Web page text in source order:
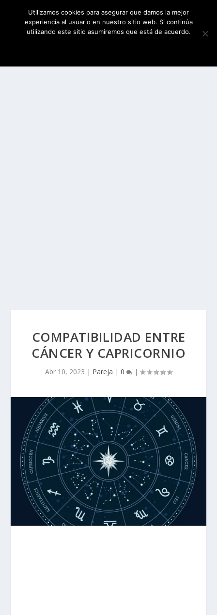
COMPATIBILIDAD ENTRE
CÁNCER Y CAPRICORNIO
Abr 10, 2023 | Pareja | 0 |
Utilizamos cookies para asegurar que damos la mejor
experiencia al usuario en nuestro sitio web. Si continúa
utilizando este sitio asumiremos que está de acuerdo.